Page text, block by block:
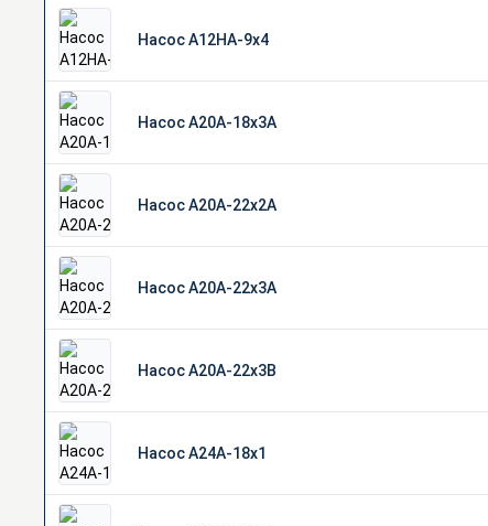
Насос А12НА-9х4
Насос А20А-18х3А
Насос А20А-22х2А
Насос А20А-22х3А
Насос А20А-22х3В
Насос А24А-18х1